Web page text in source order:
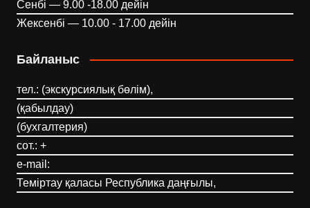
Сенбі — 9.00 -18.00 дейін
Жексенбі — 10.00 - 17.00 дейін
Байланыс
тел.: (экскурсиялық бөлім),
(қабылдау)
(бухгалтерия)
сот.: +
e-mail:
Теміртау қаласы Республика даңғылы,